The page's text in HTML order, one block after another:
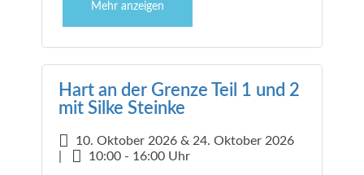
Mehr anzeigen
Hart an der Grenze Teil 1 und 2
mit Silke Steinke
10. Oktober 2026 & 24. Oktober 2026
10:00 - 16:00 Uhr